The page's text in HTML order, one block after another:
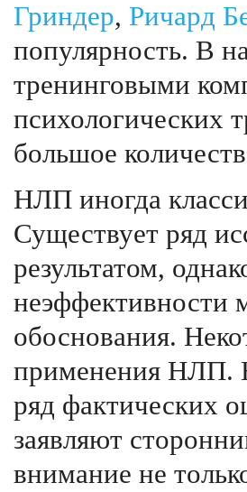
Гриндер, Ричард
популярность. В
тренинговыми
психологических
большое
НЛП иногда
Существует ряд
результатом,
неэффективности
обоснования.
применения НЛП.
ряд фактических
заявляют
внимание не